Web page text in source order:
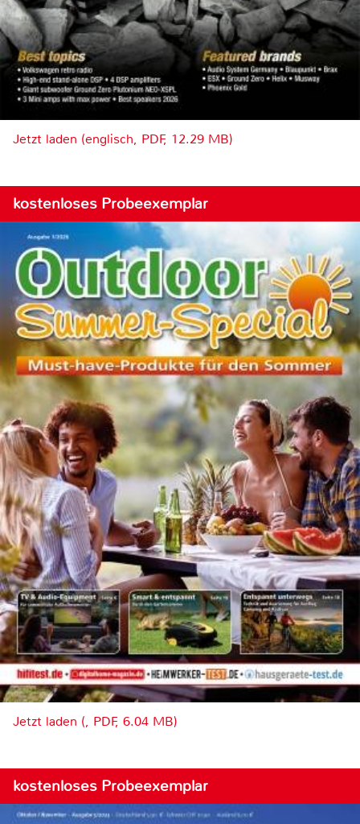
Jetzt laden (englisch, PDF, 12.29 MB)
kostenloses Probeexemplar
Jetzt laden (, PDF, 6.04 MB)
kostenloses Probeexemplar